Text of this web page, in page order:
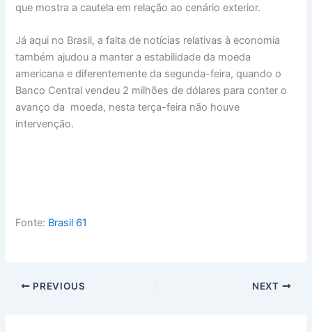
que mostra a cautela em relação ao cenário exterior.
Já aqui no Brasil, a falta de notícias relativas à economia
também ajudou a manter a estabilidade da moeda
americana e diferentemente da segunda-feira, quando o
Banco Central vendeu 2 milhões de dólares para conter o
avanço da moeda, nesta terça-feira não houve
intervenção.
Fonte: Brasil 61
PREVIOUS NEXT